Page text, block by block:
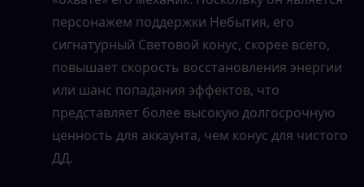
персонажем поддержки Небытия, его
сигнатурный Световой конус, скорее всего,
повышает скорость восстановления энергии
или шанс попадания эффектов, что
представляет более высокую долгосрочную
ценность для аккаунта, чем конус для чистого
ДД.